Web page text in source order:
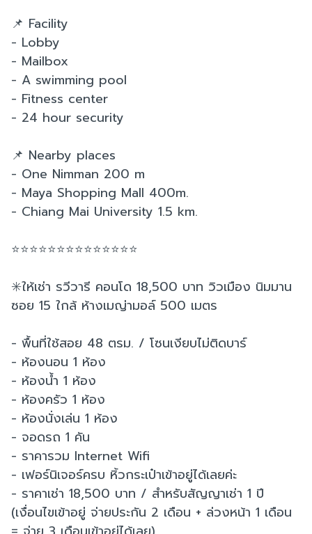
📌 Facility
- Lobby
- Mailbox
- A swimming pool
- Fitness center
- 24 hour security
📌 Nearby places
- One Nimman 200 m
- Maya Shopping Mall 400m.
- Chiang Mai University 1.5 km.
⭐️⭐️⭐️⭐️⭐️⭐️⭐️⭐️⭐️⭐️⭐️⭐️⭐️⭐️
✳️ให้เช่า รวีวารี คอนโด 18,500 บาท วิวเมือง นิมมาน
ซอย 15 ใกล้ ห้างเมญ่ามอล์ 500 เมตร
- พื้นที่ใช้สอย 48 ตรม. / โซนเงียบไม่ติดบาร์
- ห้องนอน 1 ห้อง
- ห้องน้ำ 1 ห้อง
- ห้องครัว 1 ห้อง
- ห้องนั่งเล่น 1 ห้อง
- จอดรถ 1 คัน
- ราคารวม Internet Wifi
- เฟอร์นิเจอร์ครบ หิ้วกระเป๋าเข้าอยู่ได้เลยค่ะ
- ราคาเช่า 18,500 บาท / สำหรับสัญญาเช่า 1 ปี
(เงื่อนไขเข้าอยู่ จ่ายประกัน 2 เดือน + ล่วงหน้า 1 เดือน